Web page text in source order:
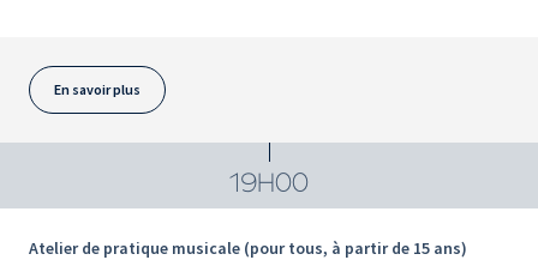
En savoir plus
19H00
Atelier de pratique musicale (pour tous, à partir de 15 ans)